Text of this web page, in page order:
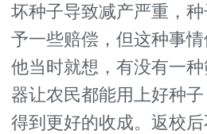
坏种子导致减产严重，
予一些赔偿，但这种事情
他当时就想，有没有一
器让农民都能用上好种
得到更好的收成。返校